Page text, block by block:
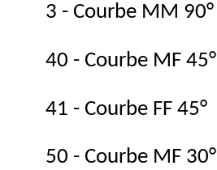
3 - Courbe MM 90°
40 - Courbe MF 45°
41 - Courbe FF 45°
50 - Courbe MF 30°